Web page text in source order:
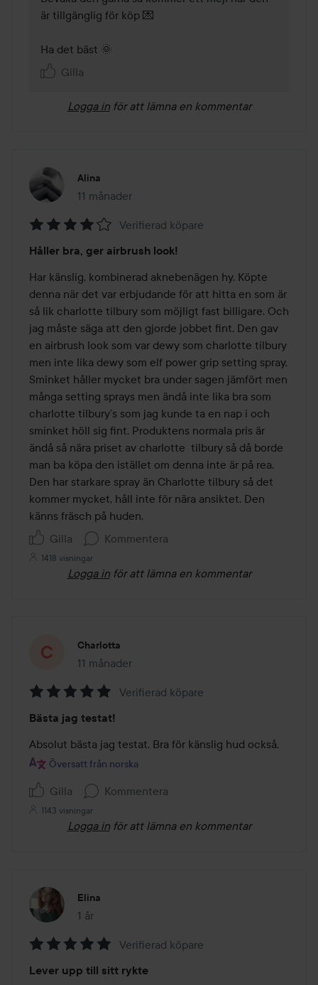
är tillgänglig för köp 💌
Gilla
Logga in för att lämna en kommentar
Alina
11 månader
Inlägget skapades 11 månader
4
av
5
Verifierad köpare
Håller bra, ger airbrush look!
Har känslig, kombinerad aknebenägen hy. Köpte
denna när det var erbjudande för att hitta en som är
så lik charlotte tilbury som möjligt fast billigare. Och
jag måste säga att den gjorde jobbet fint. Den gav
en airbrush look som var dewy som charlotte tilbury
men inte lika dewy som elf power grip setting spray.
Sminket håller mycket bra under sagen jämfört men
många setting sprays men ändå inte lika bra som
charlotte tilbury’s som jag kunde ta en nap i och
sminket höll sig fint. Produktens normala pris är
ändå så nära priset av charlotte  tilbury så då borde
man ba köpa den istället om denna inte är på rea.
Den har starkare spray än Charlotte tilbury så det
kommer mycket, håll inte för nära ansiktet. Den
känns fräsch på huden.
Gilla
Kommentera
1418 visningar
Logga in för att lämna en kommentar
Charlotta
11 månader
Inlägget skapades 11 månader
5
av
5
Verifierad köpare
Bästa jag testat!
Absolut bästa jag testat. Bra för känslig hud också.
Översatt från norska
Gilla Kommentera
1143 visningar
Logga in för att lämna en kommentar
Elina
1 år
Inlägget skapades 1 år
5
Verifierad köpare
Lever upp till sitt rykte